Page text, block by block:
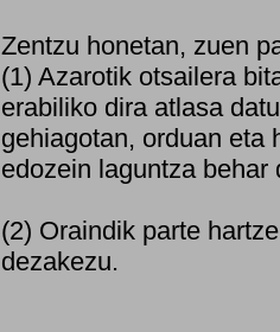
Zentzu honetan, zuen
(1) Azarotik otsailera
erabiliko dira atlasa
gehiagotan, orduan eta
edozein laguntza behar
(2) Oraindik parte
dezakezu.